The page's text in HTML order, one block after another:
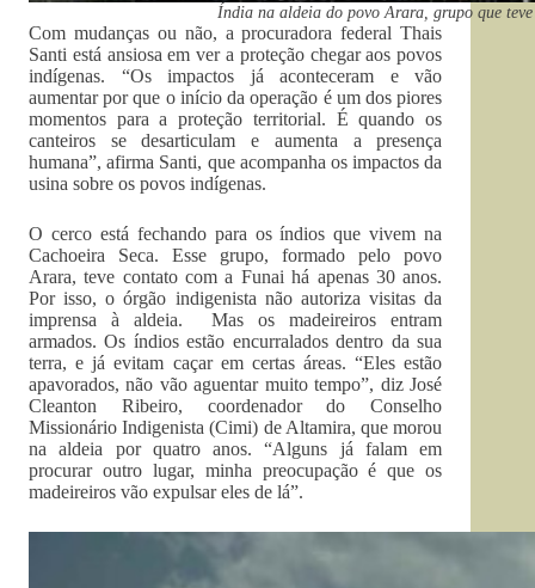
Índia na aldeia do povo Arara, grupo que
Com mudanças ou não, a procuradora federal Thais
Santi está ansiosa em ver a proteção chegar aos povos
indígenas. “Os impactos já aconteceram e vão
aumentar por que o início da operação é um dos piores
momentos para a proteção territorial. É quando os
canteiros se desarticulam e aumenta a presença
humana”, afirma Santi, que acompanha os impactos da
usina sobre os povos indígenas.
O cerco está fechando para os índios que vivem na
Cachoeira Seca. Esse grupo, formado pelo povo
Arara, teve contato com a Funai há apenas 30 anos.
Por isso, o órgão indigenista não autoriza visitas da
imprensa à aldeia. Mas os madeireiros entram
armados. Os índios estão encurralados dentro da sua
terra, e já evitam caçar em certas áreas. “Eles estão
apavorados, não vão aguentar muito tempo”, diz José
Cleanton Ribeiro, coordenador do Conselho
Missionário Indigenista (Cimi) de Altamira, que morou
na aldeia por quatro anos. “Alguns já falam em
procurar outro lugar, minha preocupação é que os
madeireiros vão expulsar eles de lá”.